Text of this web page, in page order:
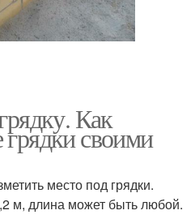
Как
грядки своими
место под грядки.
м, длина может быть любой.